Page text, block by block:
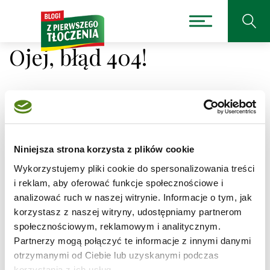
Niniejsza strona korzysta z plików cookie
Wykorzystujemy pliki cookie do spersonalizowania treści
i reklam, aby oferować funkcje społecznościowe i
analizować ruch w naszej witrynie. Informacje o tym, jak
korzystasz z naszej witryny, udostępniamy partnerom
społecznościowym, reklamowym i analitycznym.
Partnerzy mogą połączyć te informacje z innymi danymi
otrzymanymi od Ciebie lub uzyskanymi podczas
Ojej, błąd 404!
odnaleźć strony, której
szukasz.
Adres, który próbujesz odwiedzić/przepisy/kotlety-
z-ciecierzycy/2jest obecnie niedostępny.
Sprawdź pisownię adresu lub skorzystaj z wyszukiwarki